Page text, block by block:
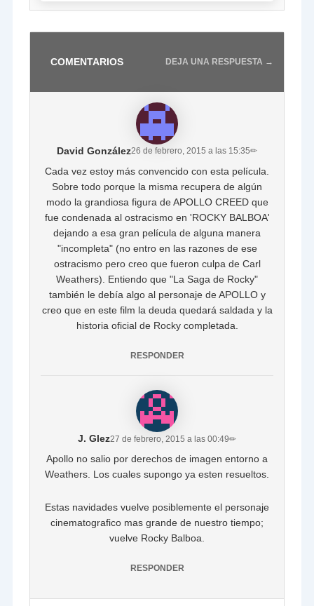
COMENTARIOS DEJA UNA RESPUESTA →
David González26 de febrero, 2015 a las 15:35✏
Cada vez estoy más convencido con esta película.
Sobre todo porque la misma recupera de algún
modo la grandiosa figura de APOLLO CREED que
fue condenada al ostracismo en 'ROCKY BALBOA'
dejando a esa gran película de alguna manera
"incompleta" (no entro en las razones de ese
ostracismo pero creo que fueron culpa de Carl
Weathers). Entiendo que "La Saga de Rocky"
también le debía algo al personaje de APOLLO y
creo que en este film la deuda quedará saldada y la
historia oficial de Rocky completada.
RESPONDER
J. Glez27 de febrero, 2015 a las 00:49✏
Apollo no salio por derechos de imagen entorno a
Weathers. Los cuales supongo ya esten resueltos.
Estas navidades vuelve posiblemente el personaje
cinematografico mas grande de nuestro tiempo;
vuelve Rocky Balboa.
RESPONDER